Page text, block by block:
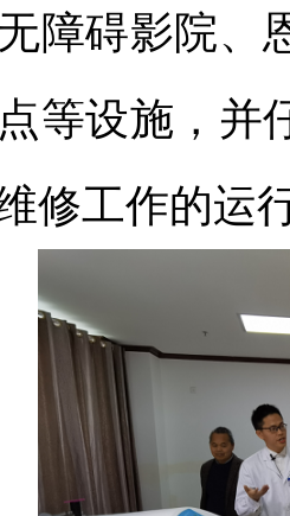
障碍影院、
等设施，并
修工作的运